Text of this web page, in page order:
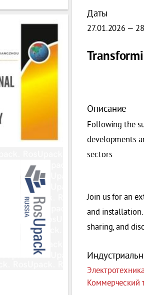
Даты
27.01.2026 —
Описание
Following the
developments
sectors.
Join us for an
and
sharing, and
Коммерческий